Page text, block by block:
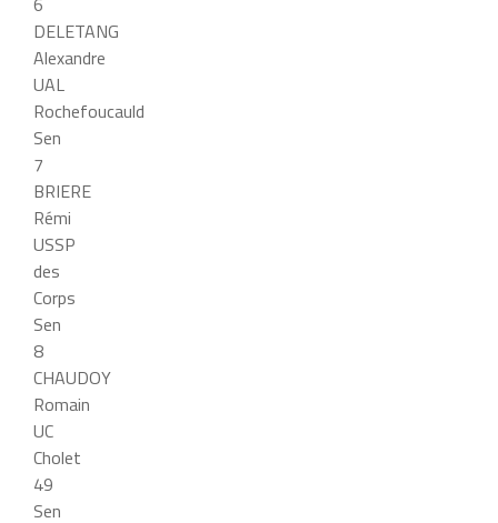
DELETANG
Alexandre
UAL
Rochefoucauld
Sen
7
BRIERE
Rémi
USSP
des
Corps
Sen
8
CHAUDOY
Romain
UC
Cholet
49
Sen